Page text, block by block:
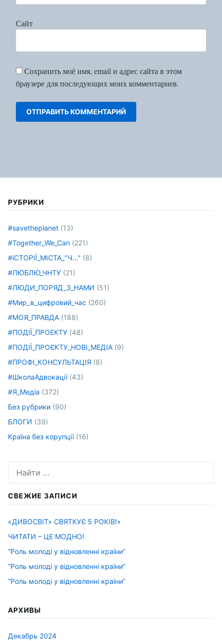
Сайт
Сохранить моё имя, email и адрес сайта в этом
браузере для последующих моих комментариев.
РУБРИКИ
#savetheplanet (13)
#Together_We_Can (221)
#іСТОРІЇ_МІСТА_"Ч…" (8)
#ЛЮБЛЮ_ЧНТУ (21)
#ЛЮДИ_ПОРЯД_З_НАМИ (51)
#Мир_в_цифровий_час (260)
#МОЯ_ПРАВДА (188)
#ПОДІЇ_ПРОЕКТУ (48)
#ПОДІЇ_ПРОЄКТУ_НОВІ_МЕДІА (9)
#ПРОФІ_КОНСУЛЬТАЦІЯ (8)
#ШколаАдвокації(43)
#Я_Медіа (372)
Без рубрики (90)
БЛОГИ (39)
Країна без корупції(16)
СВЕЖИЕ ЗАПИСИ
«ДИВОСВІТ» СВЯТКУЄ 5 РОКІВ!»
ЧИТАТИ – ЦЕ МОДНО!
“Роль молоді у відновленні країни”
“Роль молоді у відновленні країни”
“Роль молоді у відновленні країни”
АРХИВЫ
Декабрь 2024